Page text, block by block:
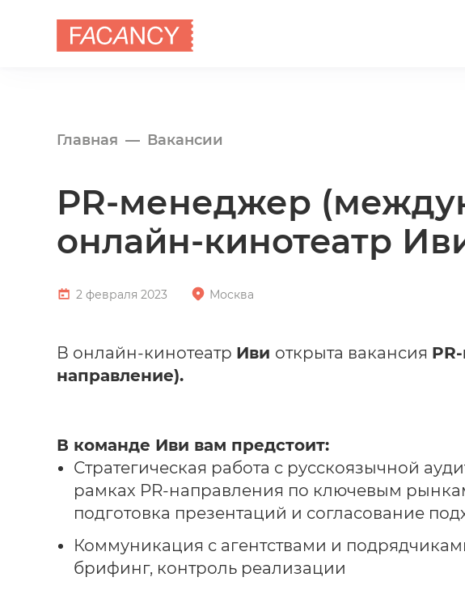
Главная Вакансии
PR-менеджер
онлайн-кинотеатр
2 февраля 2023 Москва
В онлайн-кинотеатр Иви открыта вакансия
направление).
В команде Иви вам предстоит:
Стратегическая работа с русскоязычной
рамках PR-направления по ключевым
подготовка презентаций и согласование
Коммуникация с агентствами и
брифинг, контроль реализации